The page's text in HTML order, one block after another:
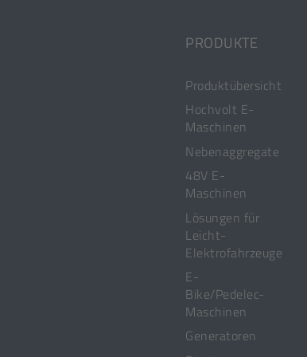
PRODUKTE
Produktübersicht
Hochvolt E-
Maschinen
Nebenaggregate
48V E-
Maschinen
Lösungen für
Leicht-
Elektrofahrzeuge
E-
Bike/Pedelec-
Maschinen
Generatoren